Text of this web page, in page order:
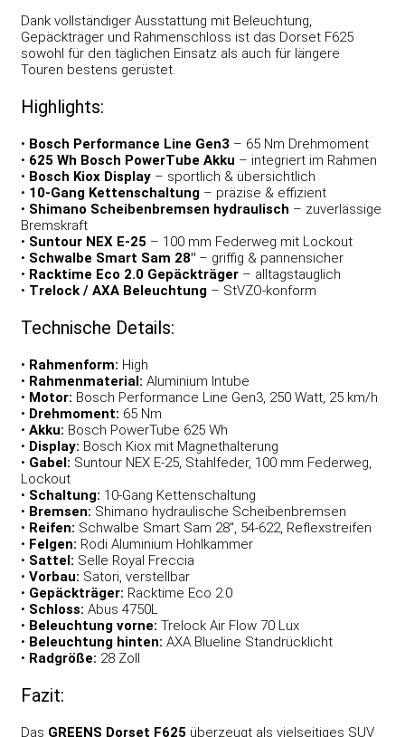
Dank vollständiger Ausstattung mit Beleuchtung,
Gepäckträger und Rahmenschloss ist das Dorset F625
sowohl für den täglichen Einsatz als auch für längere
Touren bestens gerüstet.
Highlights:
• Bosch Performance Line Gen3 – 65 Nm Drehmoment
• 625 Wh Bosch PowerTube Akku – integriert im Rahmen
• Bosch Kiox Display – sportlich & übersichtlich
• 10-Gang Kettenschaltung – präzise & effizient
• Shimano Scheibenbremsen hydraulisch – zuverlässige
Bremskraft
• Suntour NEX E-25 – 100 mm Federweg mit Lockout
• Schwalbe Smart Sam 28″ – griffig & pannensicher
• Racktime Eco 2.0 Gepäckträger – alltagstauglich
• Trelock / AXA Beleuchtung – StVZO-konform
Technische Details:
• Rahmenform: High
• Rahmenmaterial: Aluminium Intube
• Motor: Bosch Performance Line Gen3, 250 Watt, 25 km/h
• Drehmoment: 65 Nm
• Akku: Bosch PowerTube 625 Wh
• Display: Bosch Kiox mit Magnethalterung
• Gabel: Suntour NEX E-25, Stahlfeder, 100 mm Federweg,
Lockout
• Schaltung: 10-Gang Kettenschaltung
• Bremsen: Shimano hydraulische Scheibenbremsen
• Reifen: Schwalbe Smart Sam 28″, 54-622, Reflexstreifen
• Felgen: Rodi Aluminium Hohlkammer
• Sattel: Selle Royal Freccia
• Vorbau: Satori, verstellbar
• Gepäckträger: Racktime Eco 2.0
• Schloss: Abus 4750L
• Beleuchtung vorne: Trelock Air Flow 70 Lux
• Beleuchtung hinten: AXA Blueline Standrücklicht
• Radgröße: 28 Zoll
Fazit:
Das GREENS Dorset F625 überzeugt als vielseitiges SUV